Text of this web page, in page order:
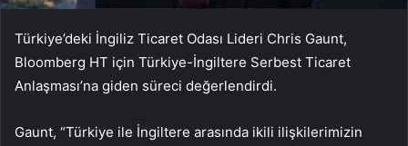
Türkiye’deki İngiliz Ticaret Odası Lideri Chris Gaunt,
Bloomberg HT için Türkiye-İngiltere Serbest Ticaret
Anlaşması’na giden süreci değerlendirdi.
Gaunt, “Türkiye ile İngiltere arasında ikili ilişkilerimizin